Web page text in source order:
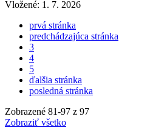
Vložené: 1. 7. 2026
prvá stránka
predchádzajúca stránka
3
4
5
ďalšia stránka
posledná stránka
Zobrazené 81-97 z 97
Zobraziť všetko